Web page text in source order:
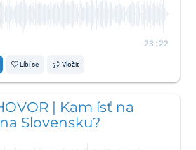
23:22
Líbí se Vložit
| Kam ísť na
Slovensku?